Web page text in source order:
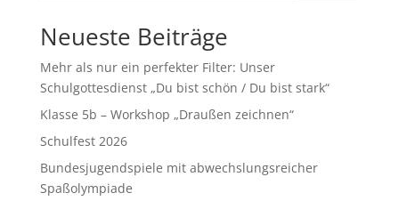
Neueste Beiträge
Mehr als nur ein perfekter Filter: Unser
Schulgottesdienst „Du bist schön / Du bist stark“
Klasse 5b – Workshop „Draußen zeichnen“
Schulfest 2026
Bundesjugendspiele mit abwechslungsreicher
Spaßolympiade